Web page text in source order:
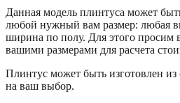
Данная модель плинтуса может
любой нужный вам размер: любая
ширина по полу. Для этого просим
вашими размерами для расчета
Плинтус может быть изготовлен
на ваш выбор.